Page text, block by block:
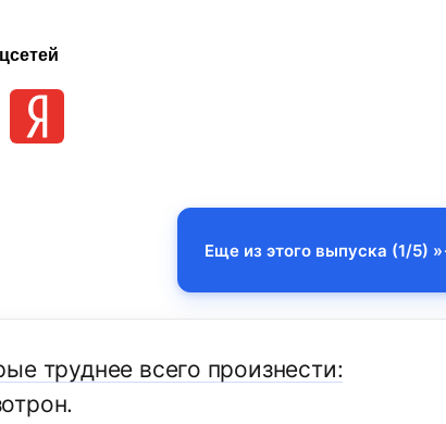
Еще из этого выпуска (1/5) »
труднее всего произнести: